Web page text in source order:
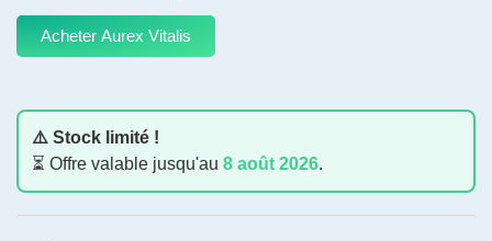
Acheter Aurex Vitalis
⚠️ Stock limité !
⏳ Offre valable jusqu'au 8 août 2026.